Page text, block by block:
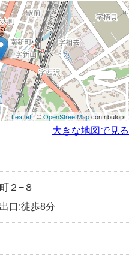
Leaflet| ©OpenStreetMapcontributors
大きな地図で見る
２−８
口:徒歩8分